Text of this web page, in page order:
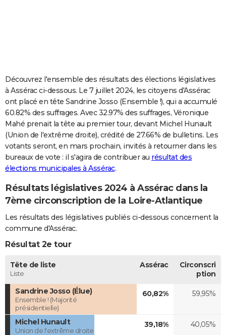
Carte de Noël
Carte Bonne année
Carte Saint-Valentin
Carte Pâques
Carte d'anniversaire
DICTIONNAIRE
Dictionnaire
Biographies
Citations
Expressions
Proverbes
PROGRAMME TV
COPAINS D'AVANT
Se connecter
Collèges
Universités
Entreprises
Service militaire
Avis de recherche
AVIS DE DÉCÈS
Découvrez l'ensemble des résultats des élections législatives
à Assérac ci-dessous. Le 7 juillet 2024, les citoyens d'Assérac
ont placé en tête Sandrine Josso (Ensemble !), qui a accumulé
60.82% des suffrages. Avec 32.97% des suffrages, Véronique
Mahé prenait la tête au premier tour, devant Michel Hunault
(Union de l'extrême droite), crédité de 27.66% de bulletins. Les
votants seront, en mars prochain, invités à retourner dans les
bureaux de vote : il s'agira de contribuer au résultat des
élections municipales à Assérac.
Résultats législatives 2024 à Assérac dans la
7ème circonscription de la Loire-Atlantique
Les résultats des législatives publiés ci-dessous concernent la
commune d'Assérac.
Résultat 2e tour
Tête de liste
Liste
Assérac
Circonscri
ption
Sandrine Josso (Élue)
Ensemble ! (Majorité
présidentielle)
60,82% 59,95%
Michel Hunault
Union de l'extrême droite
39,18% 40,05%